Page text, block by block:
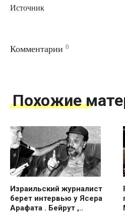
Источник
Комментарии 0
Похожие
Израильский журналист
берет интервью у Ясера
Арафата . Бейрут ,..